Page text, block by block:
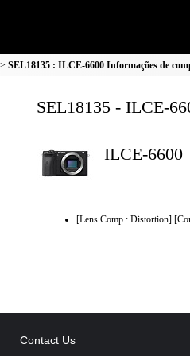
SEL18135 : ILCE-6600 Informações de
SEL18135 - ILCE-
ILCE-6600
[Lens Comp.: Distortion]
Contact Us